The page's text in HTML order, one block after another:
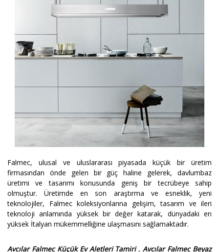
Falmec, ulusal ve uluslararası piyasada küçük bir üretim
firmasından önde gelen bir güç haline gelerek, davlumbaz
üretimi ve tasarımı konusunda geniş bir tecrübeye sahip
olmuştur. Üretimde en son araştırma ve esneklik, yeni
teknolojiler, Falmec koleksiyonlarına gelişim, tasarım ve ileri
teknoloji anlamında yüksek bir değer katarak, dünyadaki en
yüksek İtalyan mükemmelliğine ulaşmasını sağlamaktadır.
Avcılar Falmec Küçük Ev Aletleri Tamiri ,Avcılar Falmec Beyaz